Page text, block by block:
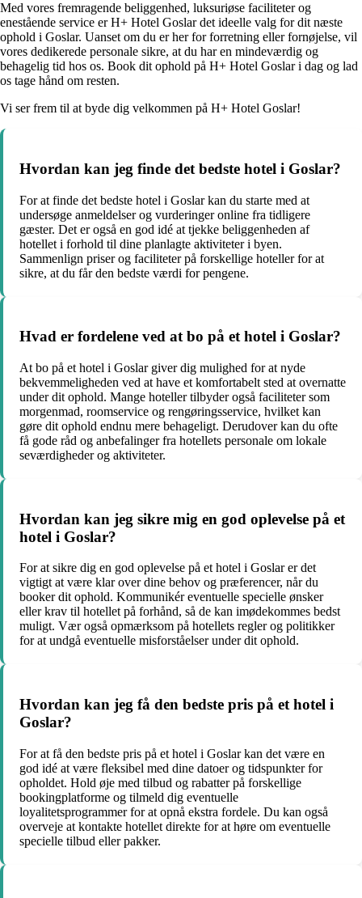
Med vores fremragende beliggenhed, luksuriøse faciliteter og
enestående service er H+ Hotel Goslar det ideelle valg for dit næste
ophold i Goslar. Uanset om du er her for forretning eller fornøjelse, vil
vores dedikerede personale sikre, at du har en mindeværdig og
behagelig tid hos os. Book dit ophold på H+ Hotel Goslar i dag og lad
os tage hånd om resten.
Vi ser frem til at byde dig velkommen på H+ Hotel Goslar!
Hvordan kan jeg finde det bedste hotel i Goslar?
For at finde det bedste hotel i Goslar kan du starte med at
undersøge anmeldelser og vurderinger online fra tidligere
gæster. Det er også en god idé at tjekke beliggenheden af
hotellet i forhold til dine planlagte aktiviteter i byen.
Sammenlign priser og faciliteter på forskellige hoteller for at
sikre, at du får den bedste værdi for pengene.
Hvad er fordelene ved at bo på et hotel i Goslar?
At bo på et hotel i Goslar giver dig mulighed for at nyde
bekvemmeligheden ved at have et komfortabelt sted at overnatte
under dit ophold. Mange hoteller tilbyder også faciliteter som
morgenmad, roomservice og rengøringsservice, hvilket kan
gøre dit ophold endnu mere behageligt. Derudover kan du ofte
få gode råd og anbefalinger fra hotellets personale om lokale
seværdigheder og aktiviteter.
Hvordan kan jeg sikre mig en god oplevelse på et
hotel i Goslar?
For at sikre dig en god oplevelse på et hotel i Goslar er det
vigtigt at være klar over dine behov og præferencer, når du
booker dit ophold. Kommunikér eventuelle specielle ønsker
eller krav til hotellet på forhånd, så de kan imødekommes bedst
muligt. Vær også opmærksom på hotellets regler og politikker
for at undgå eventuelle misforståelser under dit ophold.
Hvordan kan jeg få den bedste pris på et hotel i
Goslar?
For at få den bedste pris på et hotel i Goslar kan det være en
god idé at være fleksibel med dine datoer og tidspunkter for
opholdet. Hold øje med tilbud og rabatter på forskellige
bookingplatforme og tilmeld dig eventuelle
loyalitetsprogrammer for at opnå ekstra fordele. Du kan også
overveje at kontakte hotellet direkte for at høre om eventuelle
specielle tilbud eller pakker.